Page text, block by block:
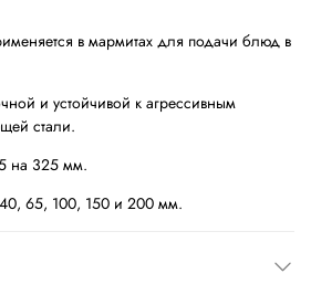
в мармитах для подачи блюд в
и устойчивой к агрессивным
стали.
на 325 мм.
65, 100, 150 и 200 мм.